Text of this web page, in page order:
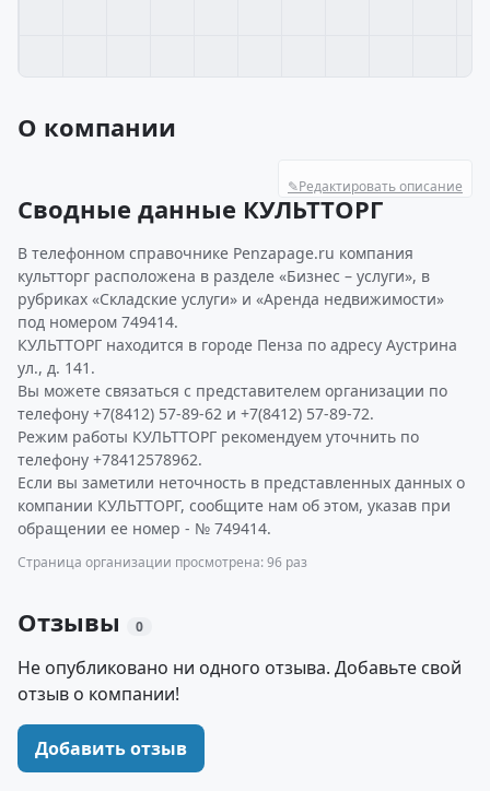
О компании
✎Редактировать описание
Сводные данные КУЛЬТТОРГ
В телефонном справочнике Penzapage.ru компания
культторг расположена в разделе «Бизнес – услуги», в
рубриках «Складские услуги» и «Аренда недвижимости»
под номером 749414.
КУЛЬТТОРГ находится в городе Пенза по адресу Аустрина
ул., д. 141.
Вы можете связаться с представителем организации по
телефону +7(8412) 57-89-62 и +7(8412) 57-89-72.
Режим работы КУЛЬТТОРГ рекомендуем уточнить по
телефону +78412578962.
Если вы заметили неточность в представленных данных о
компании КУЛЬТТОРГ, сообщите нам об этом, указав при
обращении ее номер - № 749414.
Страница организации просмотрена: 96 раз
Отзывы 0
Не опубликовано ни одного отзыва. Добавьте свой
отзыв о компании!
Добавить отзыв